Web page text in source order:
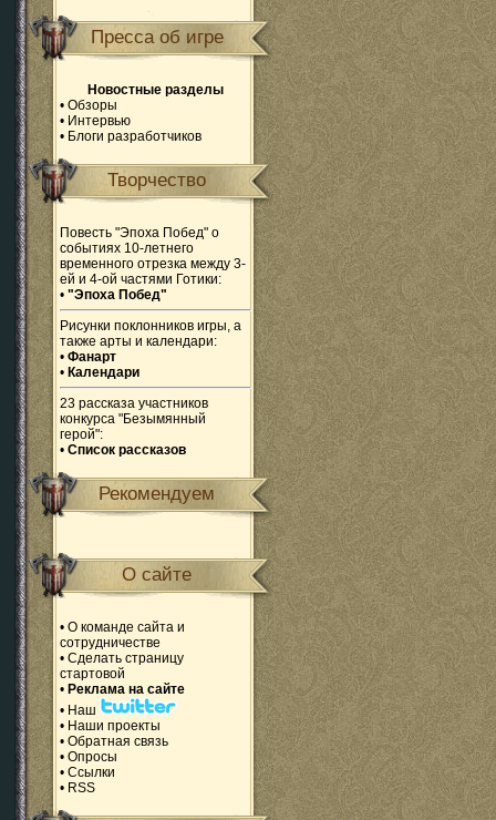
Пресса об игре
Новостные разделы
• Обзоры
• Интервью
• Блоги разработчиков
Творчество
Повесть "Эпоха Побед" о
событиях 10-летнего
временного отрезка между 3-
ей и 4-ой частями Готики:
• "Эпоха Побед"
Рисунки поклонников игры, а
также арты и календари:
• Фанарт
• Календари
23 рассказа участников
конкурса "Безымянный
герой":
• Список рассказов
Рекомендуем
О сайте
• О команде сайта и
сотрудничестве
• Сделать страницу
стартовой
• Реклама на сайте
• Наш
• Наши проекты
• Обратная связь
• Опросы
• Ссылки
• RSS